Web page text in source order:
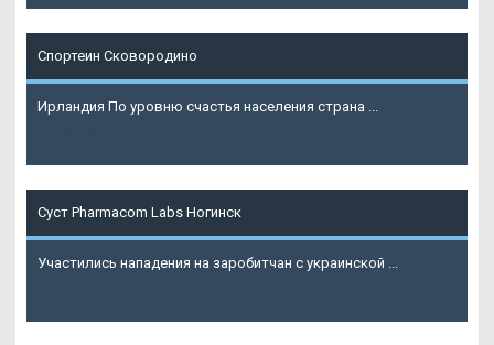
Спортеин Сковородино
Ирландия По уровню счастья населения страна ...
Суст Pharmacom Labs Ногинск
Участились нападения на заробитчан с украинской ...